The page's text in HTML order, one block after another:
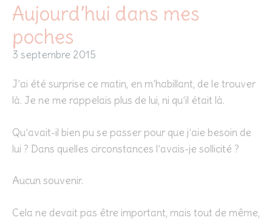
Aujourd’hui dans mes
poches
3 septembre 2015
J’ai été surprise ce matin, en m’habillant, de le trouver
là. Je ne me rappelais plus de lui, ni qu’il était là.
Qu’avait-il bien pu se passer pour que j’aie besoin de
lui ? Dans quelles circonstances l’avais-je sollicité ?
Aucun souvenir.
Cela ne devait pas être important, mais tout de même,